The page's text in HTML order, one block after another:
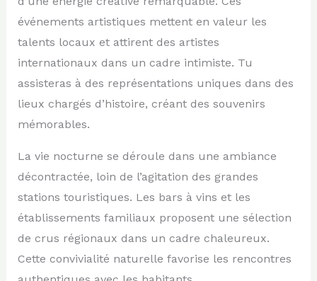
événements artistiques mettent en valeur les
talents locaux et attirent des artistes
internationaux dans un cadre intimiste. Tu
assisteras à des représentations uniques dans des
lieux chargés d’histoire, créant des souvenirs
mémorables.
La vie nocturne se déroule dans une ambiance
décontractée, loin de l’agitation des grandes
stations touristiques. Les bars à vins et les
établissements familiaux proposent une sélection
de crus régionaux dans un cadre chaleureux.
Cette convivialité naturelle favorise les rencontres